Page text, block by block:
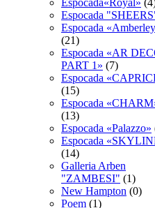
Espocada«Royal»
Espocadа
Espocadа
(21)
Espocadа «AR
PART 1» (7)
Espocadа
(15)
Espocadа
(13)
Espocadа «Palazzo»
Espocadа
(14)
Galleria Arben
"ZAMBESI" (1)
New Hampton (0)
Poem (1)